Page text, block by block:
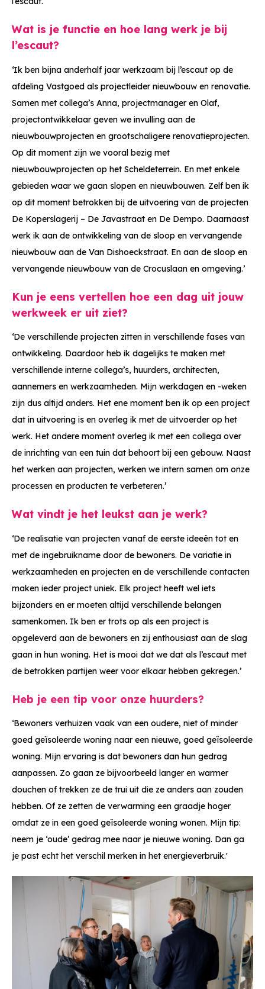
Wat is je functie en hoe lang werk je bij
l’escaut?
‘Ik ben bijna anderhalf jaar werkzaam bij l’escaut op de
afdeling Vastgoed als projectleider nieuwbouw en renovatie.
Samen met collega’s Anna, projectmanager en Olaf,
projectontwikkelaar geven we invulling aan de
nieuwbouwprojecten en grootschaligere renovatieprojecten.
Op dit moment zijn we vooral bezig met
nieuwbouwprojecten op het Scheldeterrein. En met enkele
gebieden waar we gaan slopen en nieuwbouwen. Zelf ben ik
op dit moment betrokken bij de uitvoering van de projecten
De Koperslagerij – De Javastraat en De Dempo. Daarnaast
werk ik aan de ontwikkeling van de sloop en vervangende
nieuwbouw aan de Van Dishoeckstraat. En aan de sloop en
vervangende nieuwbouw van de Crocuslaan en omgeving.’
Kun je eens vertellen hoe een dag uit jouw
werkweek er uit ziet?
‘De verschillende projecten zitten in verschillende fases van
ontwikkeling. Daardoor heb ik dagelijks te maken met
verschillende interne collega’s, huurders, architecten,
aannemers en werkzaamheden. Mijn werkdagen en -weken
zijn dus altijd anders. Het ene moment ben ik op een project
dat in uitvoering is en overleg ik met de uitvoerder op het
werk. Het andere moment overleg ik met een collega over
de inrichting van een tuin dat behoort bij een gebouw. Naast
het werken aan projecten, werken we intern samen om onze
processen en producten te verbeteren.’
Wat vindt je het leukst aan je werk?
‘De realisatie van projecten vanaf de eerste ideeën tot en
met de ingebruikname door de bewoners. De variatie in
werkzaamheden en projecten en de verschillende contacten
maken ieder project uniek. Elk project heeft wel iets
bijzonders en er moeten altijd verschillende belangen
samenkomen. Ik ben er trots op als een project is
opgeleverd aan de bewoners en zij enthousiast aan de slag
gaan in hun woning. Het is mooi dat we dat als l’escaut met
de betrokken partijen weer voor elkaar hebben gekregen.’
Heb je een tip voor onze huurders?
‘Bewoners verhuizen vaak van een oudere, niet of minder
goed geïsoleerde woning naar een nieuwe, goed geïsoleerde
woning. Mijn ervaring is dat bewoners dan hun gedrag
aanpassen. Zo gaan ze bijvoorbeeld langer en warmer
douchen of trekken ze de trui uit die ze anders aan zouden
hebben. Of ze zetten de verwarming een graadje hoger
omdat ze in een goed geïsoleerde woning wonen. Mijn tip:
neem je ‘oude’ gedrag mee naar je nieuwe woning. Dan ga
je past echt het verschil merken in het energieverbruik.'